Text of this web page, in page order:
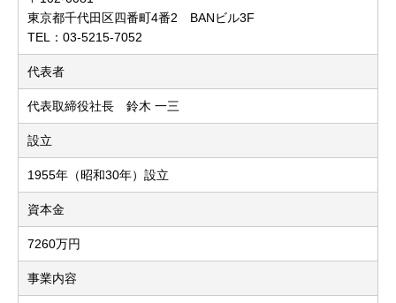
東京都千代田区四番町4番2 BANビル3F
TEL：03-5215-7052
代表者
代表取締役社長 鈴木 一三
設立
1955年（昭和30年）設立
資本金
7260万円
事業内容